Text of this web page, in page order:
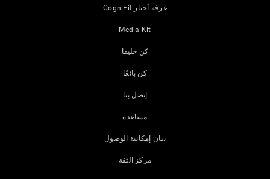
غرفة أخبار CogniFit
Media Kit
كن حليفا
كن بائعًا
إتصل بنا
مساعدة
بيان إمكانية الوصول
مركز الثقة